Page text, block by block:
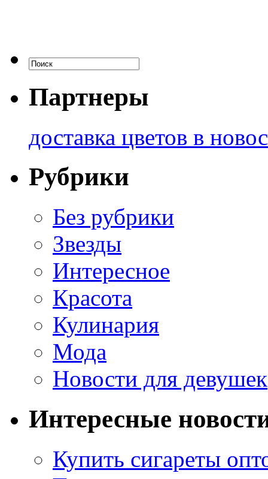
Партнеры
доставка цветов в
Рубрики
Без рубрики
Звезды
Интересное
Красота
Кулинария
Мода
Новости для девушек
Интересные
Купить сигареты